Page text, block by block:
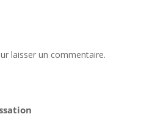
laisser un commentaire.